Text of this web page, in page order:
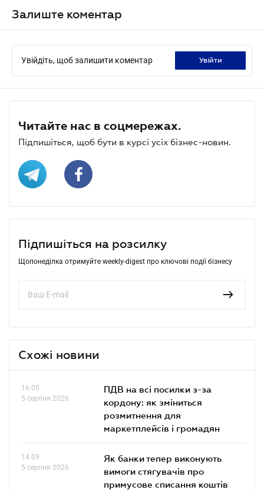
Залиште коментар
Увійдіть, щоб залишити коментар увійти
Читайте нас в соцмережах.
Підпишіться, щоб бути в курсі усіх бізнес-новин.
Підпишіться на розсилку
Щопонеділка отримуйте weekly-digest про ключові події бізнесу
Схожі новини
16.05
5 серпня 2026
ПДВ на всі посилки з-за
кордону: як зміниться
розмитнення для
маркетплейсів і громадян
14.09
5 серпня 2026
Як банки тепер виконують
вимоги стягувачів про
примусове списання коштів